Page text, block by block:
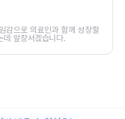
감으로 의료인과 함께 성장할
데 앞장서겠습니다.